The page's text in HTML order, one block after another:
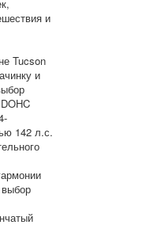
и
Tucson
и
142 л.с.